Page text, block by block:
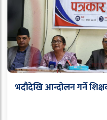
भदौदेखि आन्दोलन गर्ने